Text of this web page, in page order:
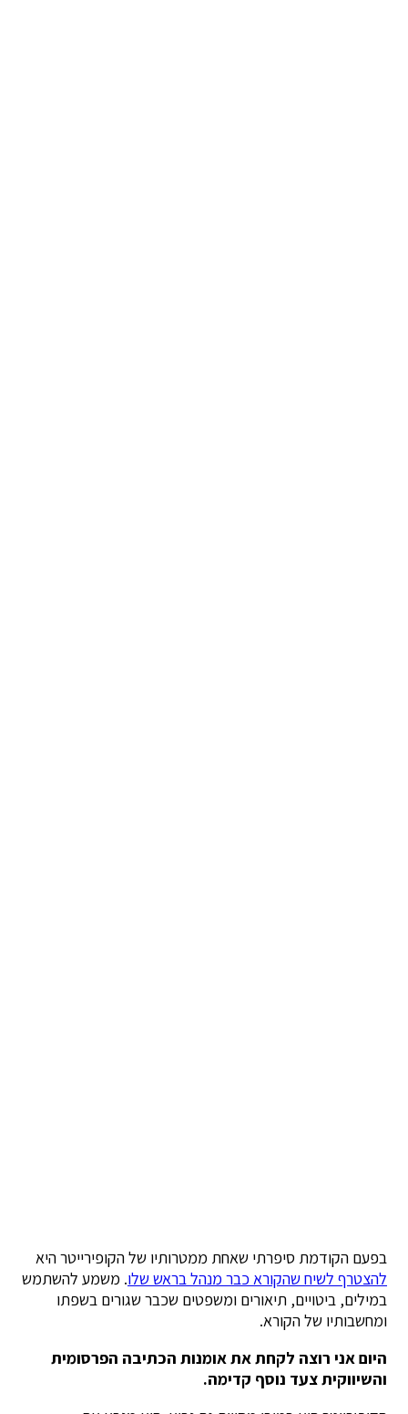
בפעם הקודמת סיפרתי שאחת ממטרותיו של הקופירייטר היא
להצטרף לשיח שהקורא כבר מנהל בראש שלו. משמע להשתמש
במילים, ביטויים, תיאורים ומשפטים שכבר שגורים בשפתו
ומחשבותיו של הקורא.
היום אני רוצה לקחת את אומנות הכתיבה הפרסומית
והשיווקית צעד נוסף קדימה.